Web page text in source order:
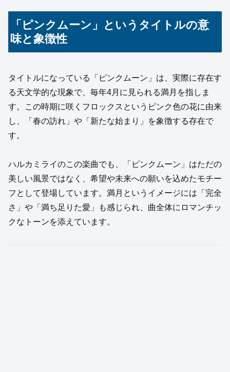
「ピンクムーン」というタイトルの意
味と象徴性
タイトルになっている「ピンクムーン」は、実際に存在す
る天文学的な現象で、毎年4月に見られる満月を指しま
す。この時期に咲くフロックスというピンク色の花に由来
し、「春の訪れ」や「新たな始まり」を象徴する存在で
す。
ハルカミライのこの楽曲でも、「ピンクムーン」はただの
美しい風景ではなく、希望や未来への願いを込めたモチー
フとして登場しています。満月というイメージには「完全
さ」や「満ち足りた愛」も感じられ、曲全体にロマンチッ
クなトーンを添えています。